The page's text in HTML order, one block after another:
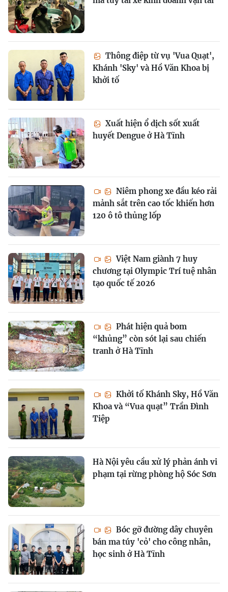
Thông điệp từ vụ 'Vua Quạt',
Khánh 'Sky' và Hồ Văn Khoa bị
khởi tố
Xuất hiện ổ dịch sốt xuất
huyết Dengue ở Hà Tĩnh
Niêm phong xe đầu kéo rải
mảnh sắt trên cao tốc khiến hơn
120 ô tô thủng lốp
Việt Nam giành 7 huy
chương tại Olympic Trí tuệ nhân
tạo quốc tế 2026
Phát hiện quả bom
“khủng” còn sót lại sau chiến
tranh ở Hà Tĩnh
Khởi tố Khánh Sky, Hồ Văn
Khoa và “Vua quạt” Trần Đình
Tiệp
Hà Nội yêu cầu xử lý phản ánh vi
phạm tại rừng phòng hộ Sóc Sơn
Bóc gỡ đường dây chuyên
bán ma túy 'cỏ' cho công nhân,
học sinh ở Hà Tĩnh